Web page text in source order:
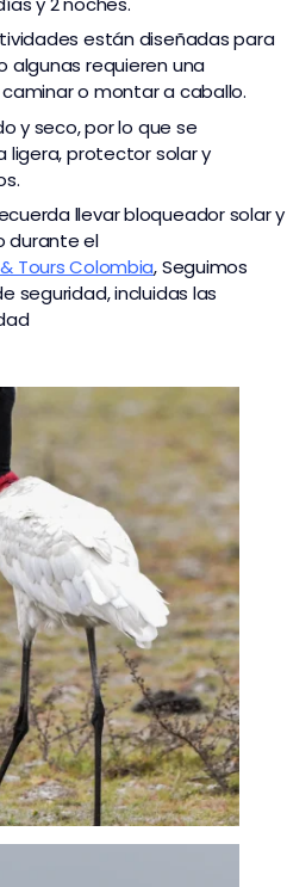
están diseñadas para
algunas requieren una
o montar a caballo.
y seco, por lo que se
ligera, protector solar y
llevar bloqueador solar y
durante el
Tours Colombia,Seguimos
seguridad, incluidas las